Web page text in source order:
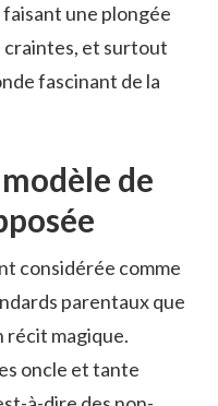
une plongée
craintes, et surtout
fascinant de la
de
considérée comme
parentaux que
récit magique.
oncle et tante